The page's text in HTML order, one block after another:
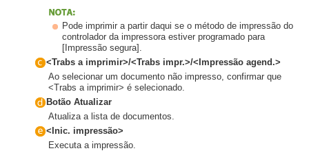
Pode imprimir a partir daqui se o método de impressão do
controlador da impressora estiver programado para
[Impressão segura].
<Trabs a imprimir>/<Trabs impr.>/<Impressão agend.>
Ao selecionar um documento não impresso, confirmar que
<Trabs a imprimir> é selecionado.
Botão Atualizar
Atualiza a lista de documentos.
<Inic. impressão>
Executa a impressão.